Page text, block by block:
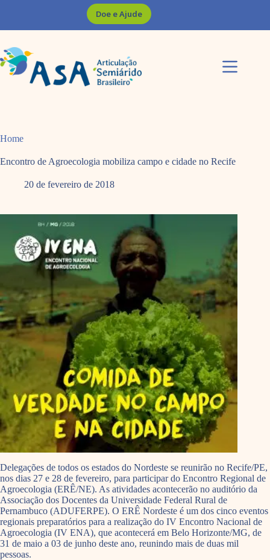
Doe e Ajude
Home
Encontro de Agroecologia mobiliza campo e cidade no Recife
20 de fevereiro de 2018
Delegações de todos os estados do Nordeste se reunirão no Recife/PE,
nos dias 27 e 28 de fevereiro, para participar do Encontro Regional de
Agroecologia (ERÊ/NE). As atividades acontecerão no auditório da
Associação dos Docentes da Universidade Federal Rural de
Pernambuco (ADUFERPE). O ERÊ Nordeste é um dos cinco eventos
regionais preparatórios para a realização do IV Encontro Nacional de
Agroecologia (IV ENA), que acontecerá em Belo Horizonte/MG, de
31 de maio a 03 de junho deste ano, reunindo mais de duas mil
pessoas.